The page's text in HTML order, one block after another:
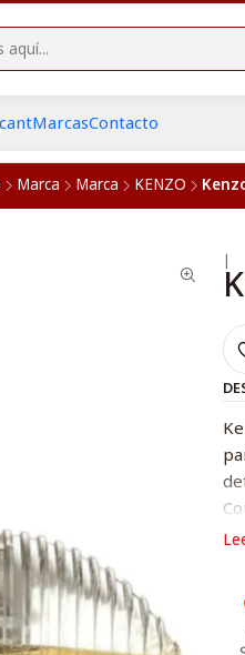
MarcasContacto
Marca Marca KENZO
|